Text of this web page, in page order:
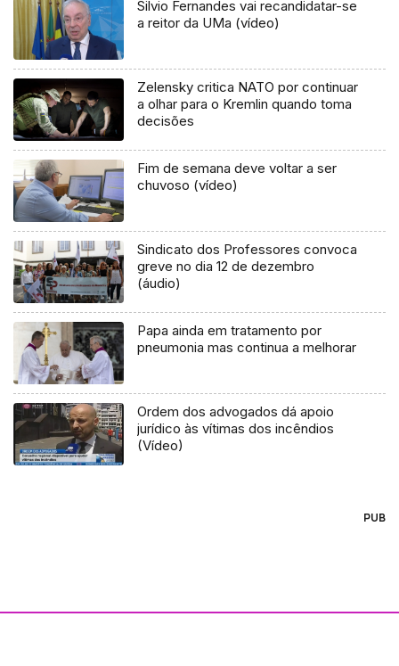
Silvio Fernandes vai recandidatar-se
a reitor da UMa (vídeo)
Zelensky critica NATO por continuar
a olhar para o Kremlin quando toma
decisões
Fim de semana deve voltar a ser
chuvoso (vídeo)
Sindicato dos Professores convoca
greve no dia 12 de dezembro
(áudio)
Papa ainda em tratamento por
pneumonia mas continua a melhorar
Ordem dos advogados dá apoio
jurídico às vítimas dos incêndios
(Vídeo)
PUB